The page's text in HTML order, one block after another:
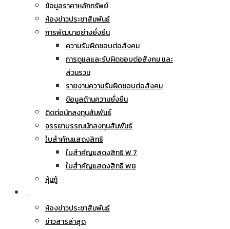
ข้อมูลราคาหลักทรัพย์
ห้องข่าวประชาสัมพันธ์
การพัฒนาอย่างยั่งยืน
ความรับผิดชอบต่อสังคม
การดูแลและรับผิดชอบต่อสังคม และ
ส่วนรวม
รายงานความรับผิดชอบต่อสังคม
ข้อมูลด้านความยั่งยืน
ติดต่อนักลงทุนสัมพันธ์
จรรยาบรรณนักลงทุนสัมพันธ์
ใบสำคัญแสดงสิทธิ
ใบสำคัญแสดงสิทธิ W 7
ใบสำคัญแสดงสิทธิ W8
หุ้นกู้
ห้องข่าวประชาสัมพันธ์
ข่าวสารล่าสุด